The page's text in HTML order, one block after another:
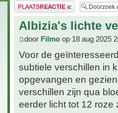
Plaats een reactie
Albizia's lichte
door Filmo op 18 aug 2025
Voor de
subtiele verschillen in
opgevangen en
verschillen zijn qua
eerder licht tot 12